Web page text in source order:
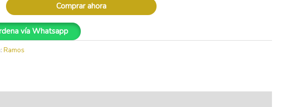
Comprar ahora
vía Whatsapp
Ramos